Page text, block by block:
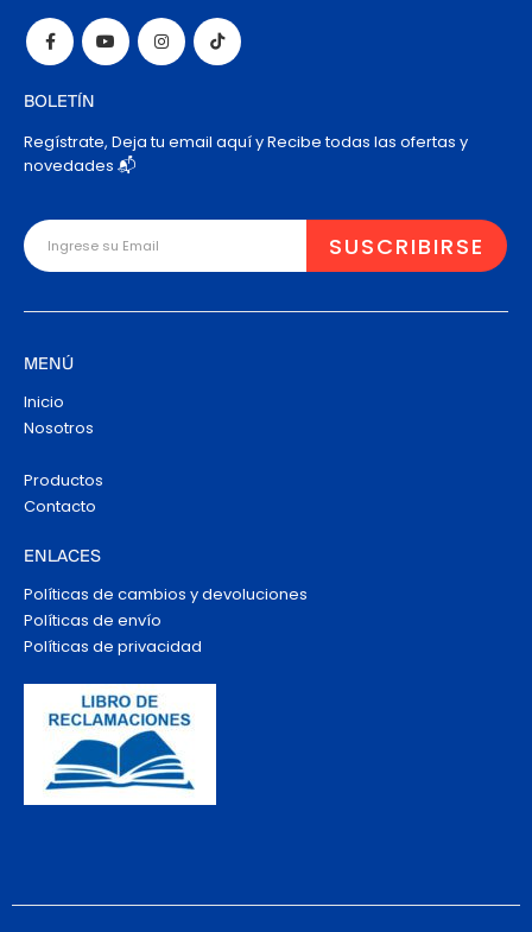
BOLETÍN
Regístrate, Deja tu email aquí y Recibe todas las ofertas y
novedades 📬
MENÚ
Inicio
Nosotros
Productos
Contacto
ENLACES
Políticas de cambios y devoluciones
Políticas de envío
Políticas de privacidad